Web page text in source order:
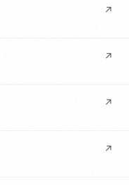
↗
↗
↗
↗